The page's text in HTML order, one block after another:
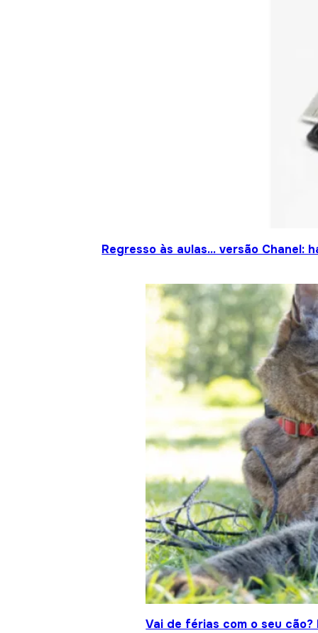
Regresso às aulas… versão Chanel:
Vai de férias com o seu